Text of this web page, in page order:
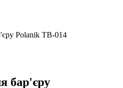
Polanik TB-014
бар'єру